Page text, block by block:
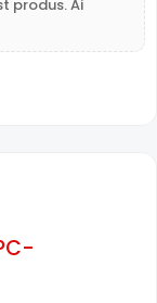
scena.
produs. Ai